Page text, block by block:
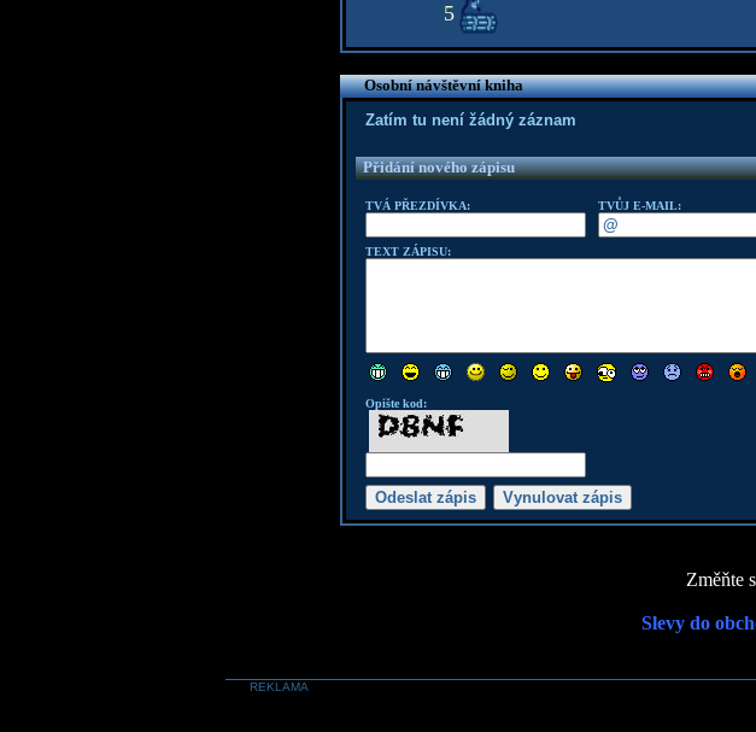
5
Osobní návštěvní kniha
Zatím tu není žádný záznam
Přidání nového zápisu
TVÁ PŘEZDÍVKA: TVŮJ E-MAIL:
TEXT ZÁPISU:
Opište kod:
Změňte
Slevy do
REKLAMA